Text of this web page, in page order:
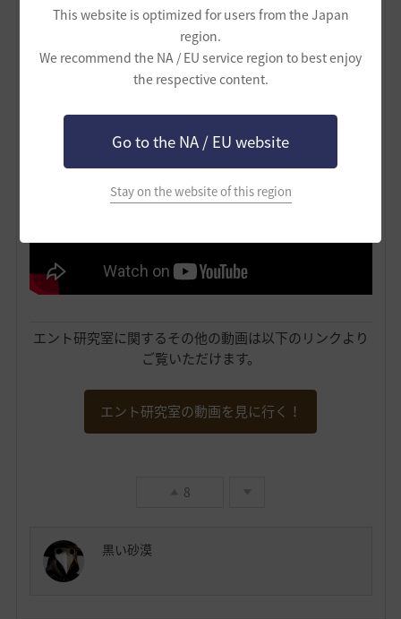
This website is optimized for users from the Japan
region.
We recommend the NA / EU service region to best enjoy
the respective content.
Go to the NA / EU website
Stay on the website of this region
重帆船の種類を解説した動画
エント研究室に関するその他の動画は以下のリンクより
ご覧いただけます。
エント研究室の動画を見に行く！
8
黒い砂漠